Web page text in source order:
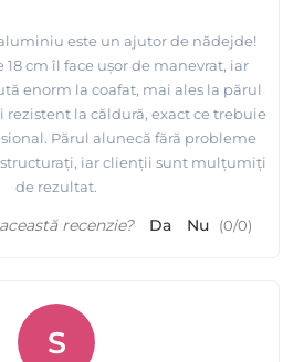
este un ajutor de nădejde!
cm îl face ușor de manevrat, iar
enorm la coafat, mai ales la părul
rezistent la căldură, exact ce trebuie
Părul alunecă fără probleme
iar clienții sunt mulțumiți
de rezultat.
recenzie? Da Nu (0/0)
S